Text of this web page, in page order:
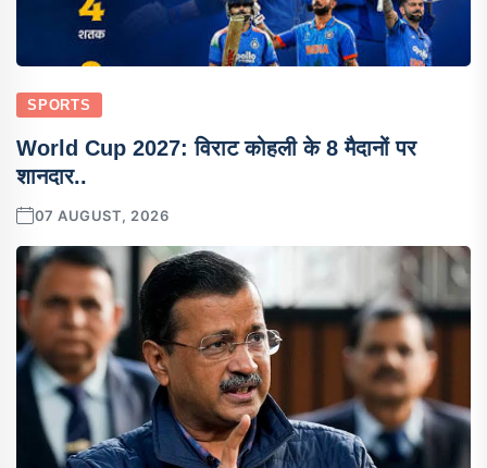
SPORTS
World Cup 2027: विराट कोहली के 8 मैदानों पर
शानदार..
07 AUGUST, 2026